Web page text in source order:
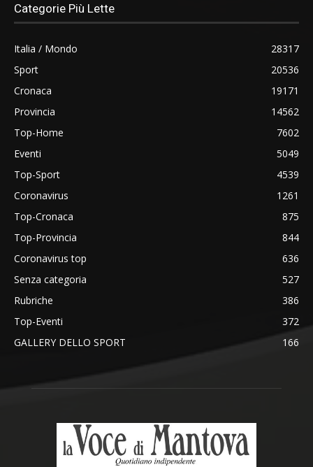
Categorie Più Lette
Italia / Mondo
28317
Sport
20536
Cronaca
19171
Provincia
14562
Top-Home
7602
Eventi
5049
Top-Sport
4539
Coronavirus
1261
Top-Cronaca
875
Top-Provincia
844
Coronavirus top
636
Senza categoria
527
Rubriche
386
Top-Eventi
372
GALLERY DELLO SPORT
166